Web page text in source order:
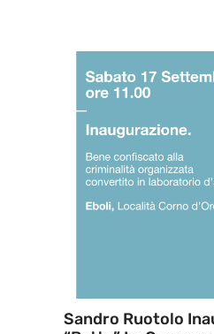
Sandro Ruotolo